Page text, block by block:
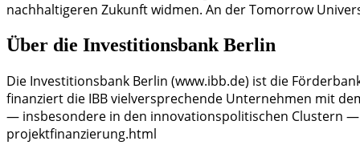
nachhaltigeren Zukunft widmen. An der Tomorrow
Über die Investitionsbank Berlin
Die Investitionsbank Berlin (www.ibb.de) ist die
finanziert die IBB vielversprechende Unternehmen mit
— insbesondere in den innovationspolitischen Clustern
projektfinanzierung.html